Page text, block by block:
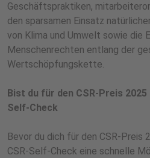
Geschäftspraktiken,
den sparsamen Einsatz
von Klima und Umwelt sowie die
Menschenrechten entlang der
Wertschöpfungskette.
Bist du für den CSR-Preis
Self-Check
Bevor du dich für den CSR-
CSR-Self-Check eine schnelle